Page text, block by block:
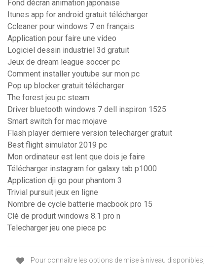
Fond décran animation japonaise
Itunes app for android gratuit télécharger
Ccleaner pour windows 7 en français
Application pour faire une video
Logiciel dessin industriel 3d gratuit
Jeux de dream league soccer pc
Comment installer youtube sur mon pc
Pop up blocker gratuit télécharger
The forest jeu pc steam
Driver bluetooth windows 7 dell inspiron 1525
Smart switch for mac mojave
Flash player derniere version telecharger gratuit
Best flight simulator 2019 pc
Mon ordinateur est lent que dois je faire
Télécharger instagram for galaxy tab p1000
Application dji go pour phantom 3
Trivial pursuit jeux en ligne
Nombre de cycle batterie macbook pro 15
Clé de produit windows 8.1 pro n
Telecharger jeu one piece pc
Pour connaître les options de mise à niveau disponibles,